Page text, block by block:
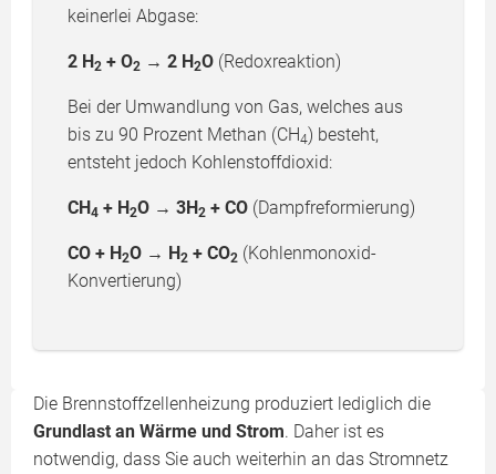
keinerlei Abgase:
2 H2 + O2 → 2 H2O (Redoxreaktion)
Bei der Umwandlung von Gas, welches aus
bis zu 90 Prozent Methan (CH4) besteht,
entsteht jedoch Kohlenstoffdioxid:
CH4 + H2O → 3H2 + CO (Dampfreformierung)
CO + H2O → H2 + CO2 (Kohlenmonoxid-
Konvertierung)
Die Brennstoffzellenheizung produziert lediglich die
Grundlast an Wärme und Strom. Daher ist es
notwendig, dass Sie auch weiterhin an das Stromnetz